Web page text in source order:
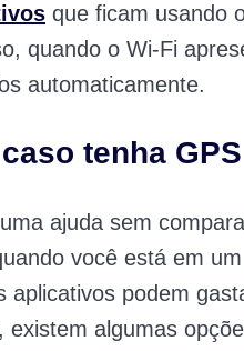
que ficam usando
quando o Wi-Fi
automaticamente.
tenha
ajuda sem
você está em
aplicativos podem
existem algumas